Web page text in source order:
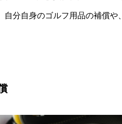
自分自身のゴルフ用品の補償